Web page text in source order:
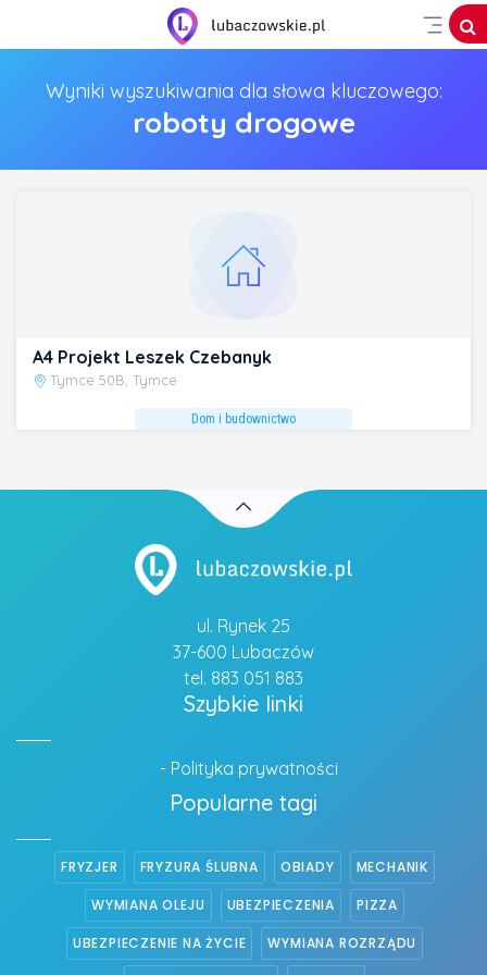
Wyniki wyszukiwania dla słowa kluczowego:
roboty drogowe
A4 Projekt Leszek Czebanyk
Tymce 50B, Tymce
Dom i budownictwo
ul. Rynek 25
37-600 Lubaczów
tel. 883 051 883
Szybkie linki
- Polityka prywatności
Popularne tagi
FRYZJER FRYZURA ŚLUBNA OBIADY MECHANIK
WYMIANA OLEJU UBEZPIECZENIA PIZZA
UBEZPIECZENIE NA ŻYCIE WYMIANA ROZRZĄDU